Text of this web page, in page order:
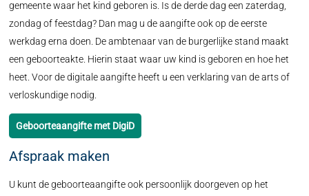
gemeente waar het kind geboren is. Is de derde dag een zaterdag,
zondag of feestdag? Dan mag u de aangifte ook op de eerste
werkdag erna doen. De ambtenaar van de burgerlijke stand maakt
een geboorteakte. Hierin staat waar uw kind is geboren en hoe het
heet. Voor de digitale aangifte heeft u een verklaring van de arts of
verloskundige nodig.
Geboorteaangifte met DigiD
Afspraak maken
U kunt de geboorteaangifte ook persoonlijk doorgeven op het